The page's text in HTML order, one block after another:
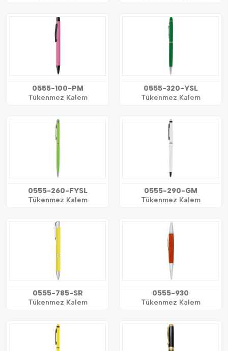
0555-100-PM
Tükenmez Kalem
0555-320-YSL
Tükenmez Kalem
0555-260-FYSL
Tükenmez Kalem
0555-290-GM
Tükenmez Kalem
0555-785-SR
Tükenmez Kalem
0555-930
Tükenmez Kalem